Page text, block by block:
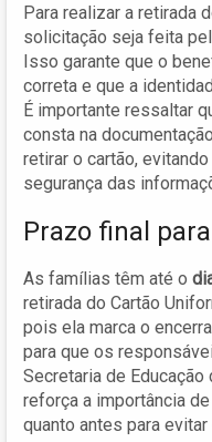
Para realizar a retirada
solicitação seja feita
Isso garante que o
correta e que a
É importante ressaltar
consta na
retirar o cartão,
segurança das
Prazo final
As famílias têm até o
retirada do Cartão
pois ela marca o
para que os
Secretaria de
reforça a importância
quanto antes para